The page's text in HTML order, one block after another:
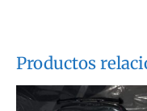
Productos